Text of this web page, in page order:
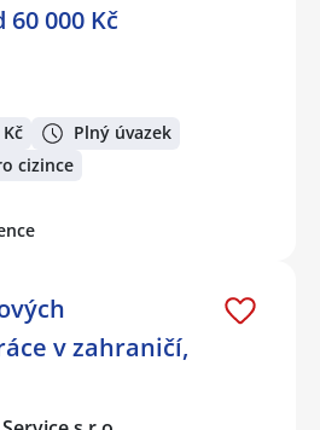
000 Kč
Plný úvazek
cizince
v zahraničí,